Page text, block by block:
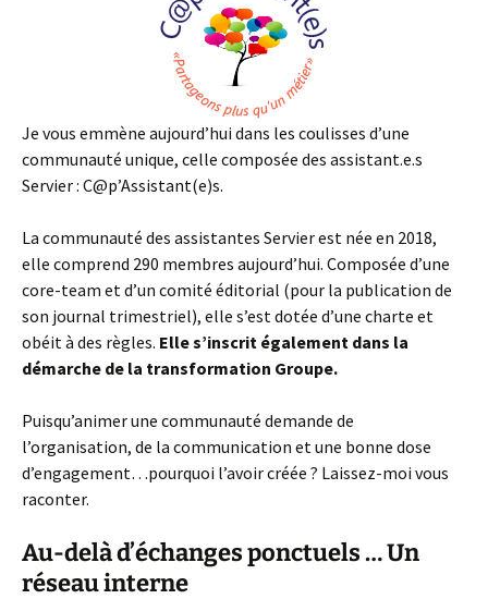
Je vous emmène aujourd’hui dans les coulisses d’une
communauté unique, celle composée des assistant.e.s
Servier : C@p’Assistant(e)s.
La communauté des assistantes Servier est née en 2018,
elle comprend 290 membres aujourd’hui. Composée d’une
core-team et d’un comité éditorial (pour la publication de
son journal trimestriel), elle s’est dotée d’une charte et
obéit à des règles. Elle s’inscrit également dans la
démarche de la transformation Groupe.
Puisqu’animer une communauté demande de
l’organisation, de la communication et une bonne dose
d’engagement…pourquoi l’avoir créée ? Laissez-moi vous
raconter.
Au-delà d’échanges ponctuels … Un
réseau interne